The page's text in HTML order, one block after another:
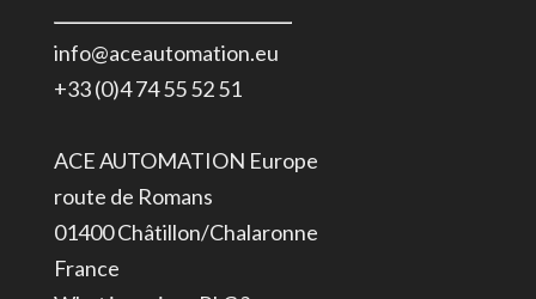
info@aceautomation.eu
+33 (0)4 74 55 52 51
ACE AUTOMATION Europe
route de Romans
01400 Châtillon/Chalaronne
France